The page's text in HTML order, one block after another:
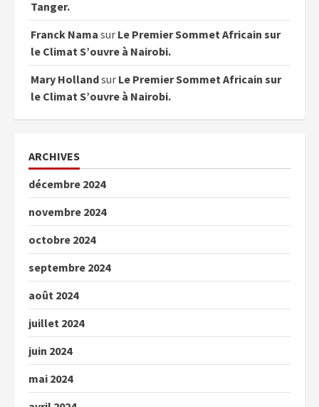
Tanger.
Franck Nama sur Le Premier Sommet Africain sur
le Climat S’ouvre à Nairobi.
Mary Hollandsur Le Premier Sommet Africain sur
le Climat S’ouvre à Nairobi.
ARCHIVES
décembre 2024
novembre 2024
octobre 2024
septembre 2024
août 2024
juillet 2024
juin 2024
mai 2024